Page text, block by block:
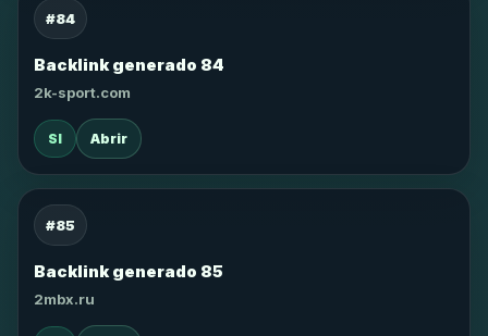
#84
Backlink generado 84
2k-sport.com
SI Abrir
#85
Backlink generado 85
2mbx.ru